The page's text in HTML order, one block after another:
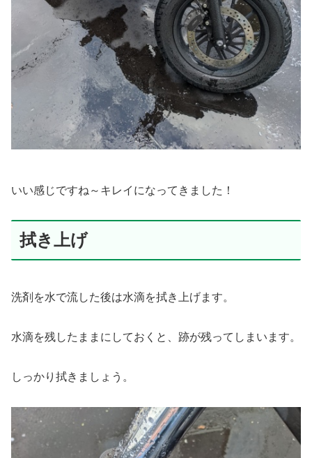
いい感じですね～キレイになってきました！
拭き上げ
洗剤を水で流した後は水滴を拭き上げます。
水滴を残したままにしておくと、跡が残ってしまいます。
しっかり拭きましょう。